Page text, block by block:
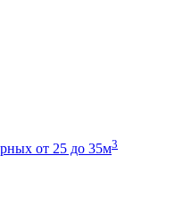
от 25 до 35м3